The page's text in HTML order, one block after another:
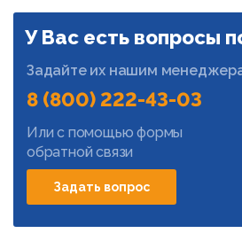
У Вас есть вопросы
Задайте их нашим
8 (800) 222-43-03
Или с помощью формы
обратной связи
Задать вопрос